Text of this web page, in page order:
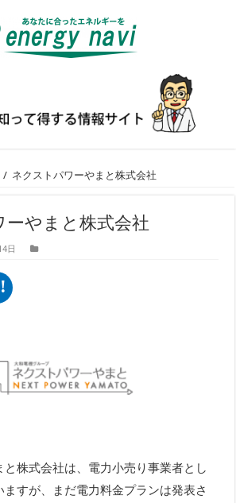
/ ネクストパワーやまと株式会社
ーやまと株式会社
日
と株式会社は、電力小売り事業者とし
すが、まだ電力料金プランは発表さ